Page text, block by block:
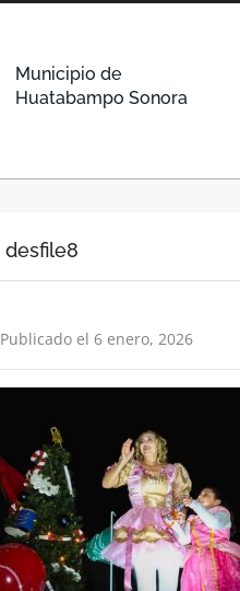
Municipio de
Huatabampo Sonora
desfile8
Publicado el 6 enero, 2026